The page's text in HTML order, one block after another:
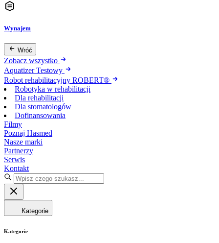
Wynajem
Wróć
Zobacz wszystko
Aquatizer Testowy
Robot rehabilitacyjny ROBERT®
Robotyka w rehabilitacji
Dla rehabilitacji
Dla stomatologów
Dofinansowania
Filmy
Poznaj Hasmed
Nasze marki
Partnerzy
Serwis
Kontakt
Kategorie
Kategorie